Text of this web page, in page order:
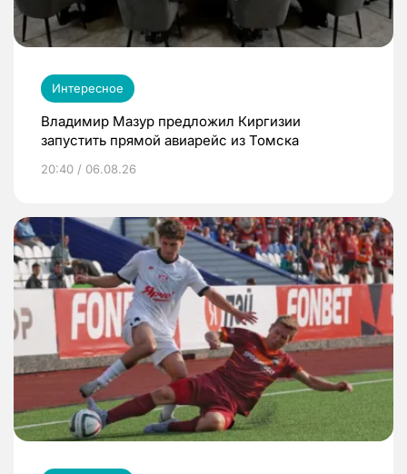
Интересное
Владимир Мазур предложил Киргизии
запустить прямой авиарейс из Томска
20:40 / 06.08.26